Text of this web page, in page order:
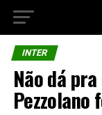
INTER
Não dá